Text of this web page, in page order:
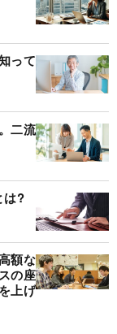
って
二流
は?
額な
の座
上げ